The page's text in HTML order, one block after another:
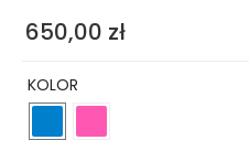
650,00 zł
KOLOR